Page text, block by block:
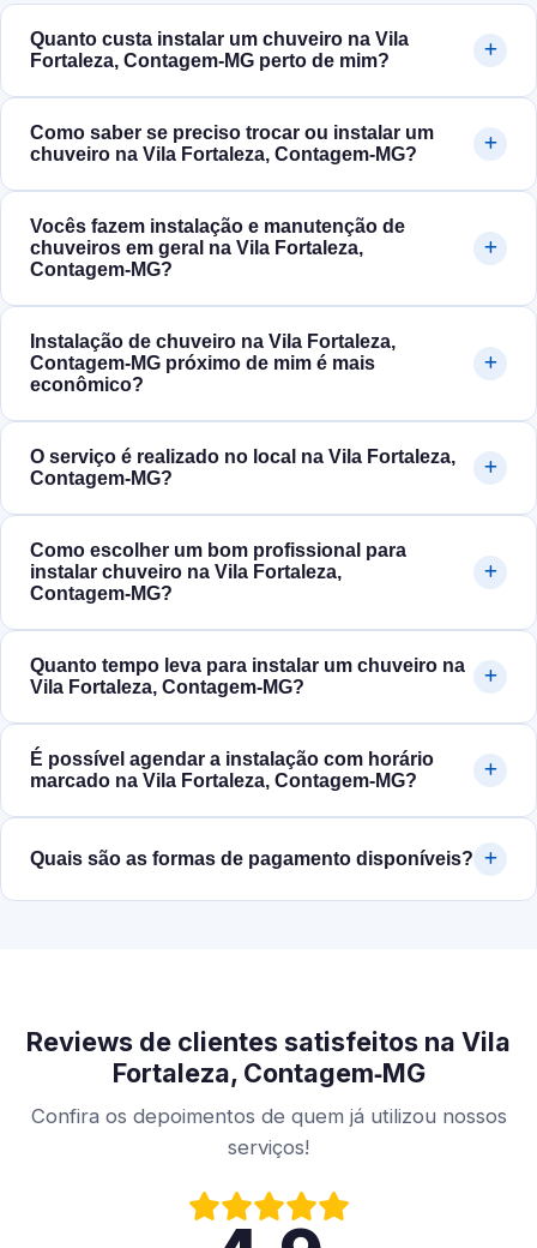
Quanto custa instalar um chuveiro na Vila
Fortaleza, Contagem‑MG perto de mim?
Como saber se preciso trocar ou instalar um
chuveiro na Vila Fortaleza, Contagem‑MG?
Vocês fazem instalação e manutenção de
chuveiros em geral na Vila Fortaleza,
Contagem‑MG?
Instalação de chuveiro na Vila Fortaleza,
Contagem‑MG próximo de mim é mais
econômico?
O serviço é realizado no local na Vila Fortaleza,
Contagem‑MG?
Como escolher um bom profissional para
instalar chuveiro na Vila Fortaleza,
Contagem‑MG?
Quanto tempo leva para instalar um chuveiro na
Vila Fortaleza, Contagem‑MG?
É possível agendar a instalação com horário
marcado na Vila Fortaleza, Contagem‑MG?
Quais são as formas de pagamento disponíveis?
Reviews de clientes satisfeitos na Vila
Fortaleza, Contagem‑MG
Confira os depoimentos de quem já utilizou nossos
serviços!